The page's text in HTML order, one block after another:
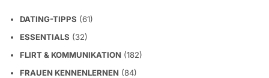
DATING-TIPPS (61)
ESSENTIALS (32)
FLIRT & KOMMUNIKATION (182)
FRAUEN KENNENLERNEN (84)